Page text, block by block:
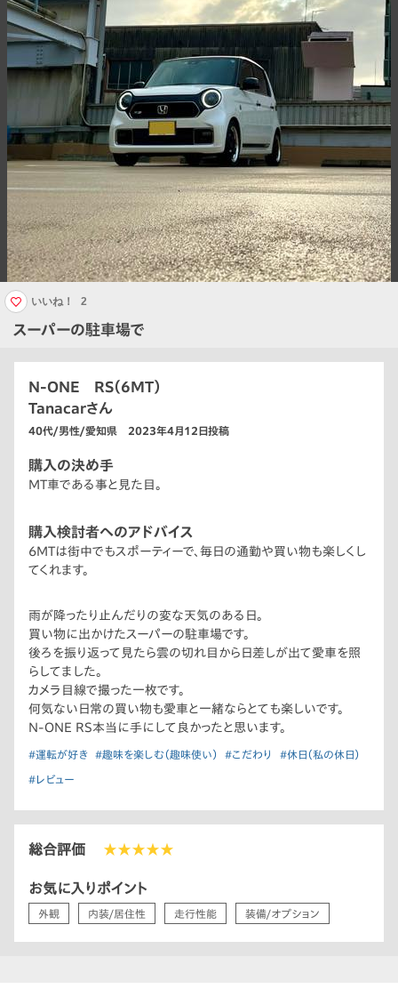
スーパーの駐車場で
いいね！ 2
N-ONE RS（6MT）
Tanacarさん
40代/男性/愛知県 2023年4月12日投稿
購入の決め手
MT車である事と見た目。
購入検討者へのアドバイス
6MTは街中でもスポーティーで、毎日の通勤や買い物も楽しくし
てくれます。
雨が降ったり止んだりの変な天気のある日。
買い物に出かけたスーパーの駐車場です。
後ろを振り返って見たら雲の切れ目から日差しが出て愛車を照
らしてました。
カメラ目線で撮った一枚です。
何気ない日常の買い物も愛車と一緒ならとても楽しいです。
N-ONE RS本当に手にして良かったと思います。
#運転が好き #趣味を楽しむ（趣味使い） #こだわり #休日（私の休日）
#レビュー
総合評価 ★★★★★
お気に入りポイント
外観 内装/居住性 走行性能 装備/オプション